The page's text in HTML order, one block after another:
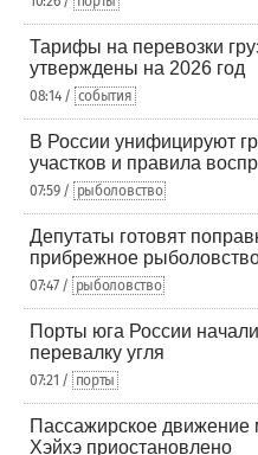
Тарифы на перевозки
утверждены на 2026 год
08:14 / события
В России унифицируют
участков и правила
07:59 / рыболовство
Депутаты готовят
прибрежное
07:47 / рыболовство
Порты юга России
перевалку угля
07:21 / порты
Пассажирское
Хэйхэ приостановлено